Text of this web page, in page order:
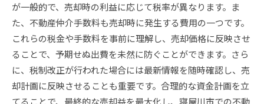
が一般的で、売却時の利益に応じて税率が異なります。ま
た、不動産仲介手数料も売却時に発生する費用の一つです。
これらの税金や手数料を事前に理解し、売却価格に反映させ
ることで、予期せぬ出費を未然に防ぐことができます。さら
に、税制改正が行われた場合には最新情報を随時確認し、売
却計画に反映させることも重要です。合理的な資金計画を立
てることで、最終的な売却益を最大化し、寝屋川市での不動